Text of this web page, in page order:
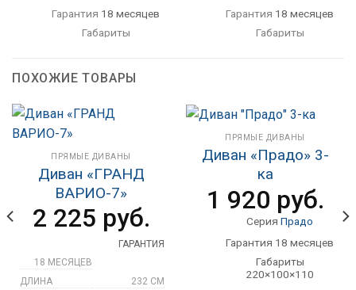
Гарантия 18 месяцев
Габариты
90×200
Тип тканирогожка/
Оливковый(Pandora
35),Малиновый
(Pandora
76),Бежевый(Pandora
22),Коричневый(Pand
ora 24)
нет
Бельевой ящик
Наполнитель
Гарантия 18 месяцев
Габариты
Тип тканирогожка/
Цвета
Оливковый(Pandora
35), Малиновый
Коричневый(Pandora
24),Бежевый(Pandora
22)
Уголнет
Бельевой ящик
130х460
ПОХОЖИЕ ТОВАРЫ
ПРЯМЫЕ ДИВАНЫ
Диван «ГРАНД
ВАРИО-7»
2 225 руб.
ГАРАНТИЯ
18 МЕСЯЦЕВ
ДЛИНА
232 СМ
ПРЯМЫЕ ДИВАНЫ
Диван «Прадо» 3-
ка
1 920 руб.
СерияПрадо
Гарантия 18 месяцев
Габариты
220×100×110